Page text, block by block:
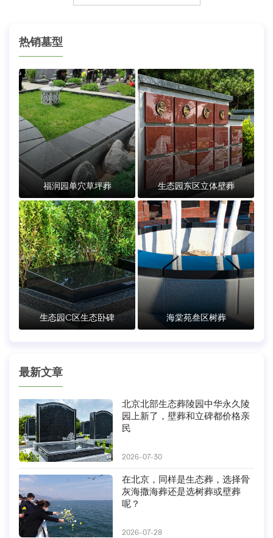
热销墓型
福润园单穴草坪葬 生态园东区立体壁葬
生态园C区生态卧碑 海棠苑叁区树葬
最新文章
北京北部生态葬陵园中华永久陵
园上新了，壁葬和立碑都价格亲
民
2026-07-30
在北京，同样是生态葬，选择骨
灰海撒海葬还是选树葬或壁葬
呢？
2026-07-28